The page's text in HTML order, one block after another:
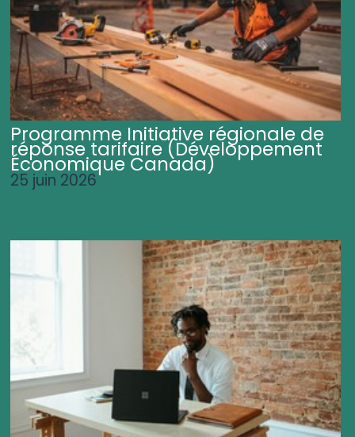
Programme Initiative régionale de
réponse tarifaire (Développement
Économique Canada)
25 juin 2026